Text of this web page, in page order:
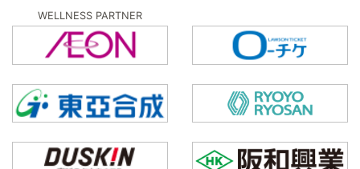
WELLNESS PARTNER